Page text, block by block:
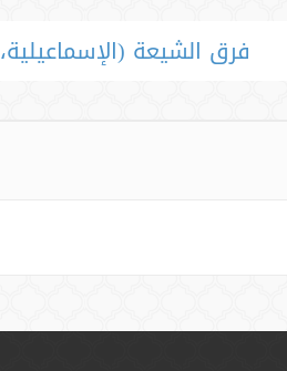
فرق الشيعة (الإسماعيلية،